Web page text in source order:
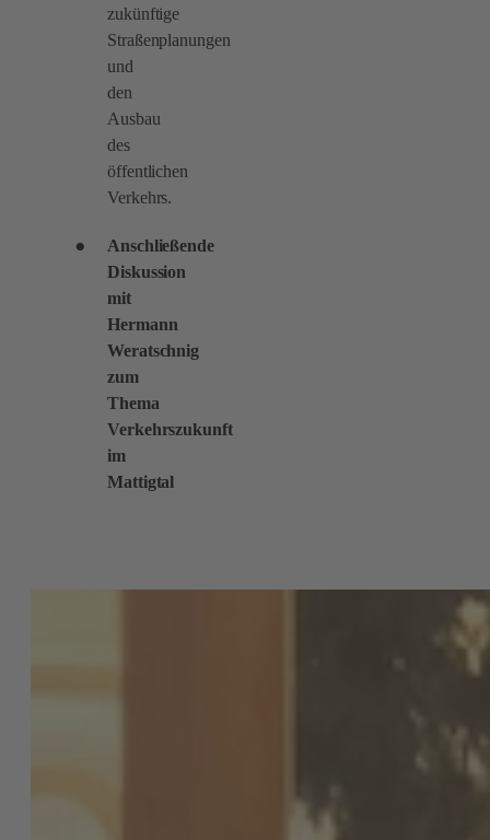
zukünftige
Straßenplanungen
und
den
Ausbau
des
öffentlichen
Verkehrs.
Anschließende
Diskussion
mit
Hermann
Weratschnig
zum
Thema
Verkehrszukunft
im
Mattigtal